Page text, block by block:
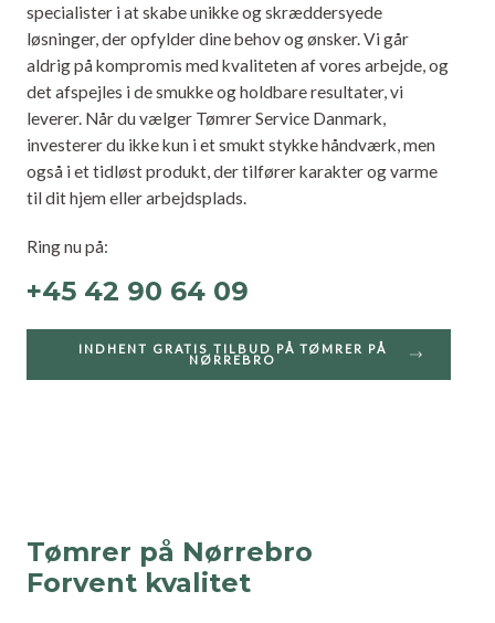
specialister i at skabe unikke og skræddersyede
løsninger, der opfylder dine behov og ønsker. Vi går
aldrig på kompromis med kvaliteten af vores arbejde, og
det afspejles i de smukke og holdbare resultater, vi
leverer. Når du vælger Tømrer Service Danmark,
investerer du ikke kun i et smukt stykke håndværk, men
også i et tidløst produkt, der tilfører karakter og varme
til dit hjem eller arbejdsplads.
Ring nu på:
+45 42 90 64 09
INDHENT GRATIS TILBUD PÅ TØMRER PÅ
NØRREBRO
Tømrer på Nørrebro
Forvent kvalitet